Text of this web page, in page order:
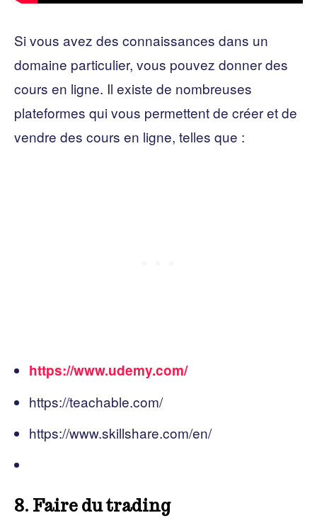
Si vous avez des connaissances dans un
domaine particulier, vous pouvez donner des
cours en ligne. Il existe de nombreuses
plateformes qui vous permettent de créer et de
vendre des cours en ligne, telles que :
https://www.udemy.com/
https://teachable.com/
https://www.skillshare.com/en/
8. Faire du trading